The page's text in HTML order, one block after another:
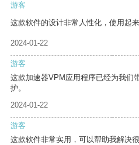
游客
这款软件的设计非常人性化，使用起来
2024-01-22
游客
这款加速器VPM应用程序已经为我们
护。
2024-01-22
游客
这款软件非常实用，可以帮助我解决